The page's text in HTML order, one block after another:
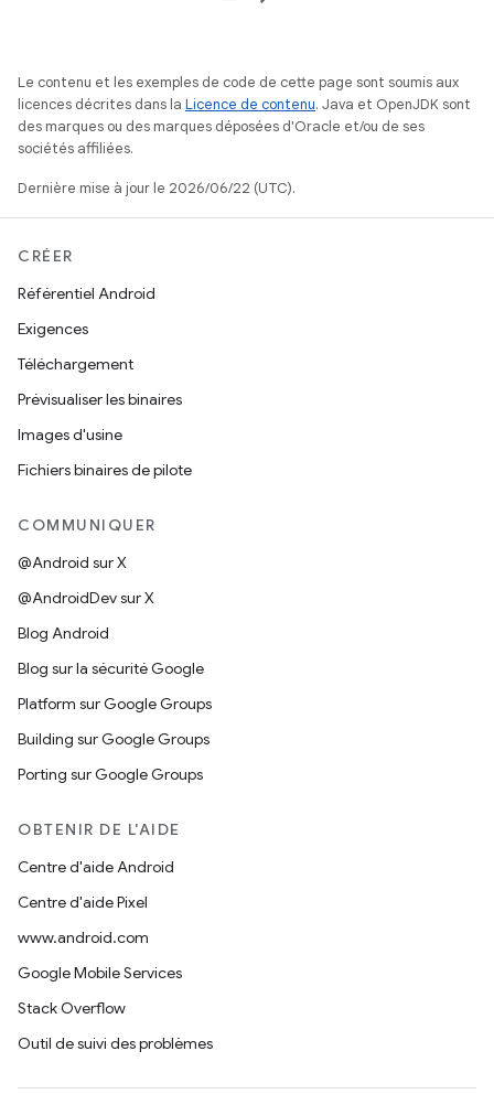
Le contenu et les exemples de code de cette page sont soumis aux
licences décrites dans la Licence de contenu. Java et OpenJDK sont
des marques ou des marques déposées d'Oracle et/ou de ses
sociétés affiliées.
Dernière mise à jour le 2026/06/22 (UTC).
CRÉER
Référentiel Android
Exigences
Téléchargement
Prévisualiser les binaires
Images d'usine
Fichiers binaires de pilote
COMMUNIQUER
@Android sur X
@AndroidDev sur X
Blog Android
Blog sur la sécurité Google
Platform sur Google Groups
Building sur Google Groups
Porting sur Google Groups
OBTENIR DE L'AIDE
Centre d'aide Android
Centre d'aide Pixel
www.android.com
Google Mobile Services
Stack Overflow
Outil de suivi des problèmes